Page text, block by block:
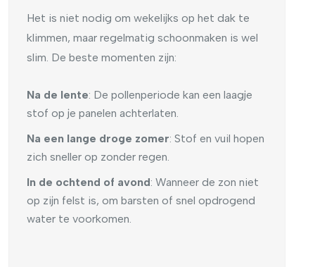
Het is niet nodig om wekelijks op het dak te
klimmen, maar regelmatig schoonmaken is wel
slim. De beste momenten zijn:
Na de lente: De pollenperiode kan een laagje
stof op je panelen achterlaten.
Na een lange droge zomer: Stof en vuil hopen
zich sneller op zonder regen.
In de ochtend of avond: Wanneer de zon niet
op zijn felst is, om barsten of snel opdrogend
water te voorkomen.